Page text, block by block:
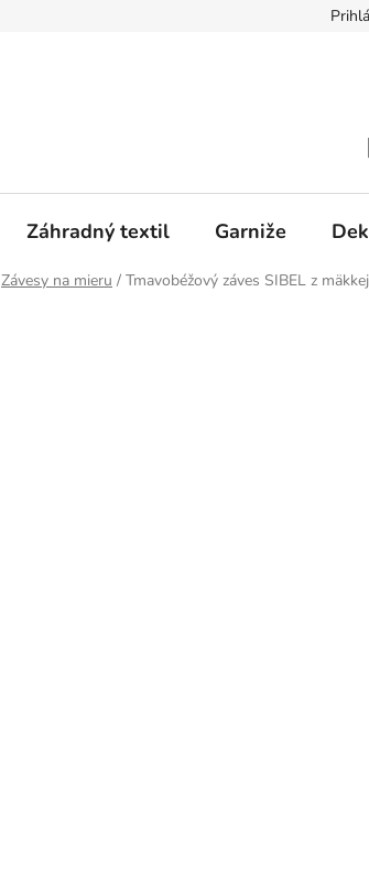
Záhradný textil Garniže
Závesy na mieru / Tmavobéžový záves SIBEL z